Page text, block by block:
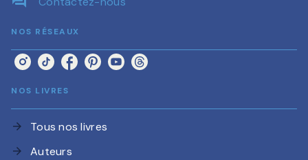
NOS RÉSEAUX
NOS LIVRES
arrow_forward Tous nos livres
arrow_forward Auteurs